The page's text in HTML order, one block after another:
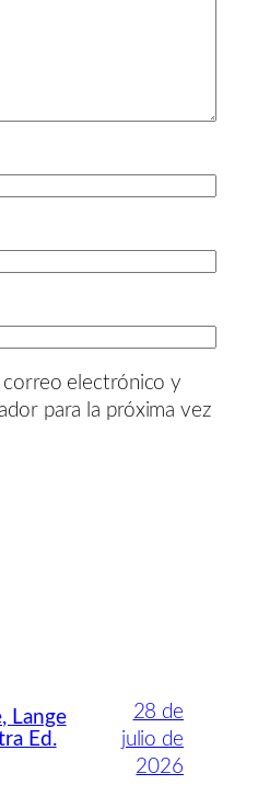
correo electrónico y
para la próxima vez
Lange
Ed.
28 de
julio de
2026